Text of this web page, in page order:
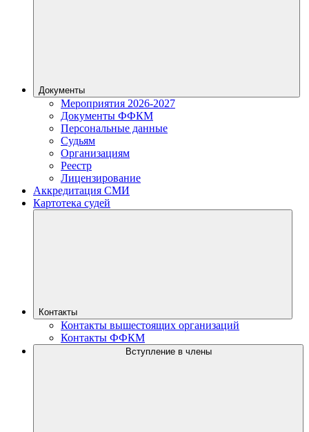
Документы
Мероприятия 2026-2027
Документы ФФКМ
Персональные данные
Судьям
Организациям
Реестр
Лицензирование
Аккредитация СМИ
Картотека судей
Контакты
Контакты вышестоящих организаций
Контакты ФФКМ
Вступление в члены